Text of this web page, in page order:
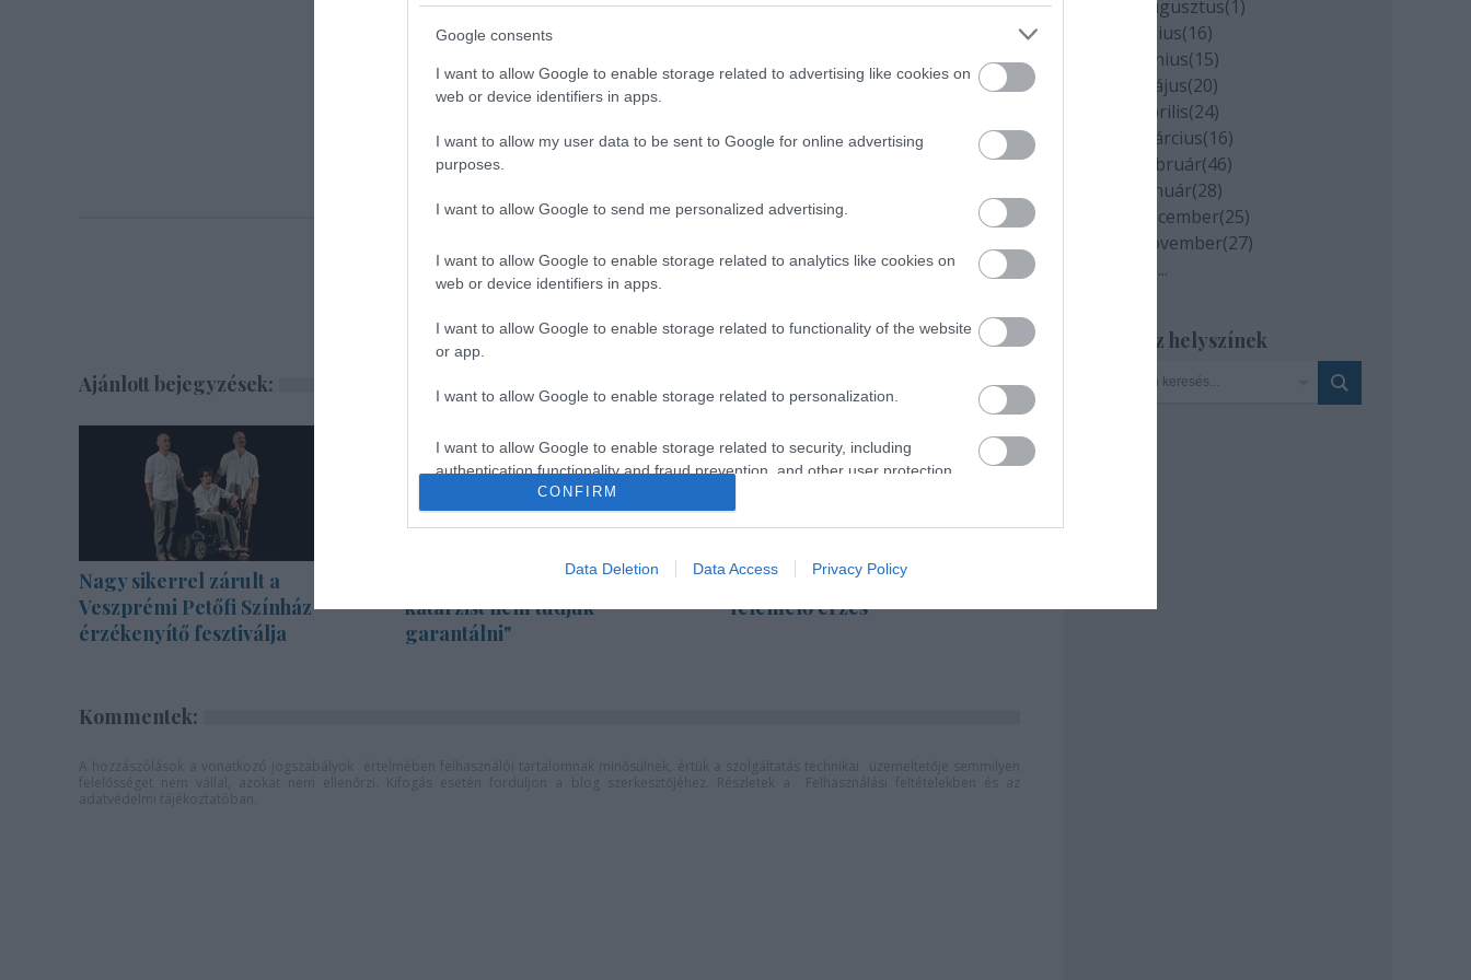
Google consents
I want to allow Google to enable storage related to advertising like cookies on
web or device identifiers in apps.
I want to allow my user data to be sent to Google for online advertising
purposes.
I want to allow Google to send me personalized advertising.
I want to allow Google to enable storage related to analytics like cookies on
web or device identifiers in apps.
I want to allow Google to enable storage related to functionality of the website
or app.
I want to allow Google to enable storage related to personalization.
I want to allow Google to enable storage related to security, including
authentication functionality and fraud prevention, and other user protection.
CONFIRM
Data Deletion Data Access Privacy Policy
Koreográfus: Vass Lajos
Rendező: Elek Dóra
Ajánlott bejegyzések:
Nagy sikerrel zárult a
Veszprémi Petőfi Színház
érzékenyítő fesztiválja
Sodró Eliza: "Színészként a
katarzist nem tudjuk
garantálni"
„Csonka évadot zárni nem
felemelő érzés"
Kommentek:
2020 augusztus(1)
2020 július(16)
2020 június(15)
2020 május(20)
2020 április(24)
2020 március(16)
2020 február(46)
2020 január(28)
2019 december(25)
2019 november(27)
...
Szinház helyszínek